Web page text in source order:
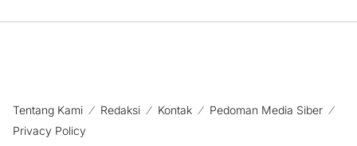
Tentang Kami Redaksi Kontak
Pedoman Media Siber
Privacy Policy